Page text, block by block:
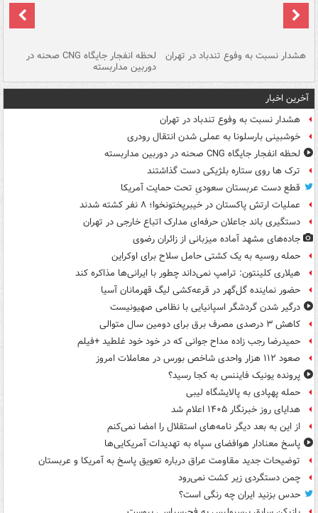
هشدار نسبت به وفوع تندباد در تهران لحظه انفجار جایگاه CNG صحنه در
دوربین مداربسته
آخرین اخبار
هشدار نسبت به وفوع تندباد در تهران
خوشبینی بارسلونا به عملی شدن انتقال رودری
لحظه انفجار جایگاه CNG صحنه در دوربین مداربسته
ترک ها روی ستاره بلژیکی دست گذاشتند
قطع دست عربستان سعودیِ تحت حمایت آمریکا
عملیات ارتش پاکستان در خیبرپختونخوا؛ ۸ نفر کشته شدند
دستگیری باند جاعلان حرفه‌ای مدارک اتباع خارجی در تهران
جاده‌های مشهد آماده میزبانی از زائران رضوی
حمله روسیه به یک کشتی حامل سلاح برای اوکراین
هیلاری کلینتون: ترامپ نمی‌داند چطور با ایرانی‌ها مذاکره کند
حضور نماینده گل‌گهر در قرعه‌کشی لیگ قهرمانان آسیا
درگیر شدن گردشگر اسپانیایی با نظامی صهیونیست
کاهش ۳ درصدی مصرف برق برای دومین سال متوالی
حمیدرضا رجب زاده مداح جوانی که در خود خود غلطید +فیلم
صعود ۱۱۲ هزار واحدی شاخص بورس در معاملات امروز
پرونده یونیک فایننس به کجا رسید؟
حمله پهپادی به پالایشگاه لیبی
هدایای روز خبرنگار ۱۴۰۵ اعلام شد
از این به بعد دیگر نامه‌های استقلال را امضا نمی‌کنم
پاسخ معنادار هوافضای سپاه به تهدیدات آمریکایی‌ها
توضیحات جدید مقاومت عراق درباره تعویق پاسخ به آمریکا و عربستان
چمن دستگردی زیر کشت نمی‌رود
حدس بزنید ایران چه رنگی است؟